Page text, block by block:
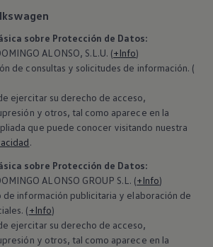
sobre Protección de Datos:
ALONSO, S.L.U. (+Info)
de consultas y solicitudes de información. (
ejercitar su derecho de acceso,
y otros, tal como aparece en la
que puede conocer visitando nuestra
.
sobre Protección de Datos:
ALONSO GROUP S.L. (+Info)
de información publicitaria y elaboración de
(+Info)
ejercitar su derecho de acceso,
y otros, tal como aparece en la